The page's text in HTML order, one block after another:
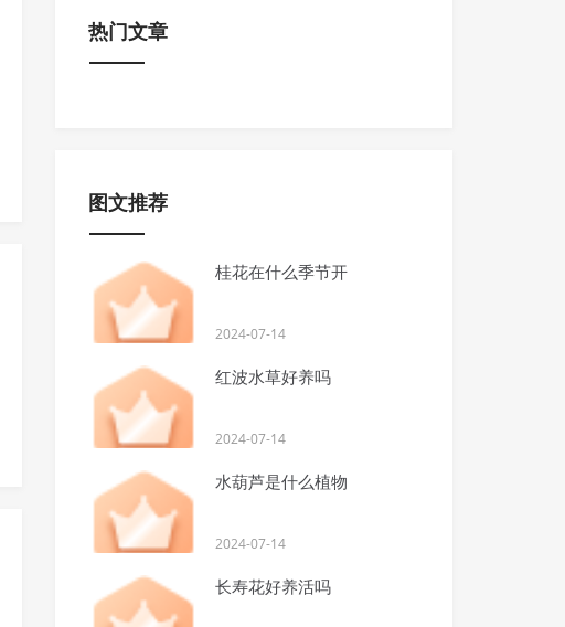
热门文章
图文推荐
桂花在什么季节开
2024-07-14
红波水草好养吗
2024-07-14
水葫芦是什么植物
2024-07-14
长寿花好养活吗